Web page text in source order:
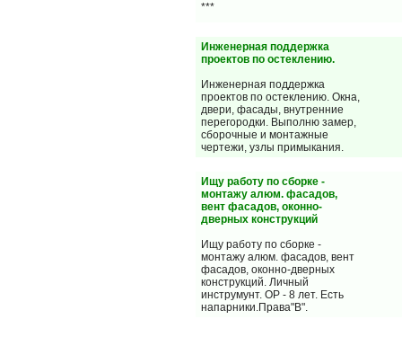
***
Инженерная поддержка
проектов по остеклению.
Инженерная поддержка
проектов по остеклению. Окна,
двери, фасады, внутренние
перегородки. Выполню замер,
сборочные и монтажные
чертежи, узлы примыкания.
Ищу работу по сборке -
монтажу алюм. фасадов,
вент фасадов, оконно-
дверных конструкций
Ищу работу по сборке -
монтажу алюм. фасадов, вент
фасадов, оконно-дверных
конструкций. Личный
инструмунт. ОР - 8 лет. Есть
напарники.Права"В".